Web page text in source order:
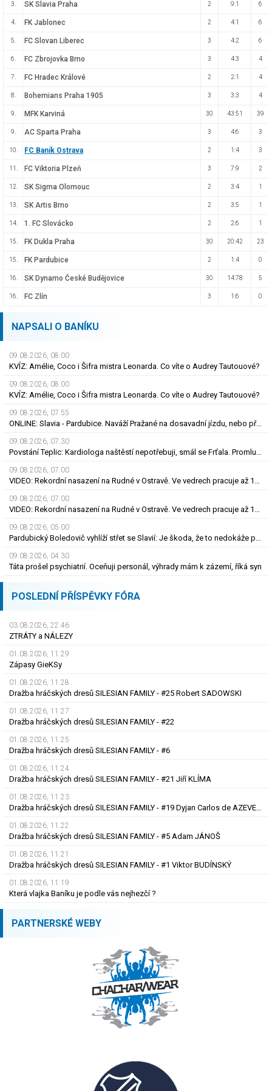
3. SK Slavia Praha 2 9:1 6
4. FK Jablonec 2 4:1 6
5. FC Slovan Liberec 3 4:2 6
6. FC Zbrojovka Brno 3 4:3 4
7. FC Hradec Králové 2 2:1 4
8. Bohemians Praha 1905 3 3:3 4
9. MFK Karviná 30 43:51 39
9. AC Sparta Praha 3 4:6 3
10. FC Baník Ostrava 2 1:4 3
11. FC Viktoria Plzeň 3 7:9 2
12. SK Sigma Olomouc 2 3:4 1
13. SK Artis Brno 2 3:5 1
14. 1. FC Slovácko 2 2:6 1
15. FK Dukla Praha 30 20:42 23
15. FK Pardubice 2 1:4 0
16. SK Dynamo České Budějovice 30 14:78 5
16. FC Zlín 3 1:6 0
NAPSALI O BANÍKU
09.08.2026, 08.00
KVÍZ: Amélie, Coco i Šifra mistra Leonarda. Co víte o Audrey Tautouové?
09.08.2026, 08.00
KVÍZ: Amélie, Coco i Šifra mistra Leonarda. Co víte o Audrey Tautouové?
09.08.2026, 07.55
ONLINE: Slavia - Pardubice. Naváží Pražané na dosavadní jízdu, nebo překvapí Východočeši?
09.08.2026, 07.30
Povstání Teplic: Kardiologa naštěstí nepotřebuji, smál se Frťala. Promluvil o zájmu Plzně
09.08.2026, 07.00
VIDEO: Rekordní nasazení na Rudné v Ostravě. Ve vedrech pracuje až 120 silničářů
09.08.2026, 07.00
VIDEO: Rekordní nasazení na Rudné v Ostravě. Ve vedrech pracuje až 120 silničářů
09.08.2026, 05.00
Pardubický Boledovič vyhlíží střet se Slavií: Je škoda, že to nedokáže postavit na mladých
09.08.2026, 04.30
Táta prošel psychiatrií. Oceňuji personál, výhrady mám k zázemí, říká syn
POSLEDNÍ PŘÍSPĚVKY FÓRA
03.08.2026, 22.46
ZTRÁTY a NÁLEZY
01.08.2026, 11.29
Zápasy GieKSy
01.08.2026, 11.28
Dražba hráčských dresů SILESIAN FAMILY - #25 Robert SADOWSKI
01.08.2026, 11.27
Dražba hráčských dresů SILESIAN FAMILY - #22
01.08.2026, 11.25
Dražba hráčských dresů SILESIAN FAMILY - #6
01.08.2026, 11.24
Dražba hráčských dresů SILESIAN FAMILY - #21 Jiří KLÍMA
01.08.2026, 11.23
Dražba hráčských dresů SILESIAN FAMILY - #19 Dyjan Carlos de AZEVEDO
01.08.2026, 11.22
Dražba hráčských dresů SILESIAN FAMILY - #5 Adam JÁNOŠ
01.08.2026, 11.21
Dražba hráčských dresů SILESIAN FAMILY - #1 Viktor BUDÍNSKÝ
01.08.2026, 11.19
Která vlajka Baníku je podle vás nejhezčí ?
PARTNERSKÉ WEBY